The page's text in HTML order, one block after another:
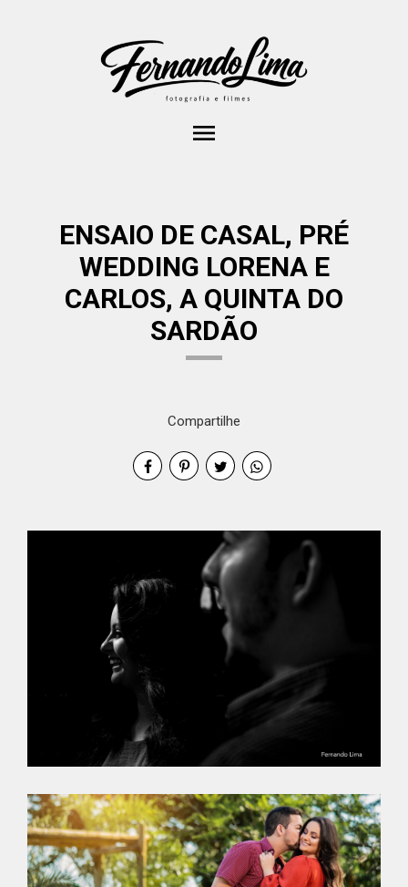
menu
ENSAIO DE CASAL, PRÉ
WEDDING LORENA E
CARLOS, A QUINTA DO
SARDÃO
Compartilhe